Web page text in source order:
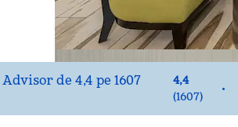
4,4
(1607)
•